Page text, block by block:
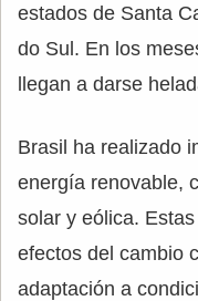
estados de Santa
do Sul. En los
llegan a darse
Brasil ha realizado
energía renovable,
solar y eólica.
efectos del cambio
adaptación a